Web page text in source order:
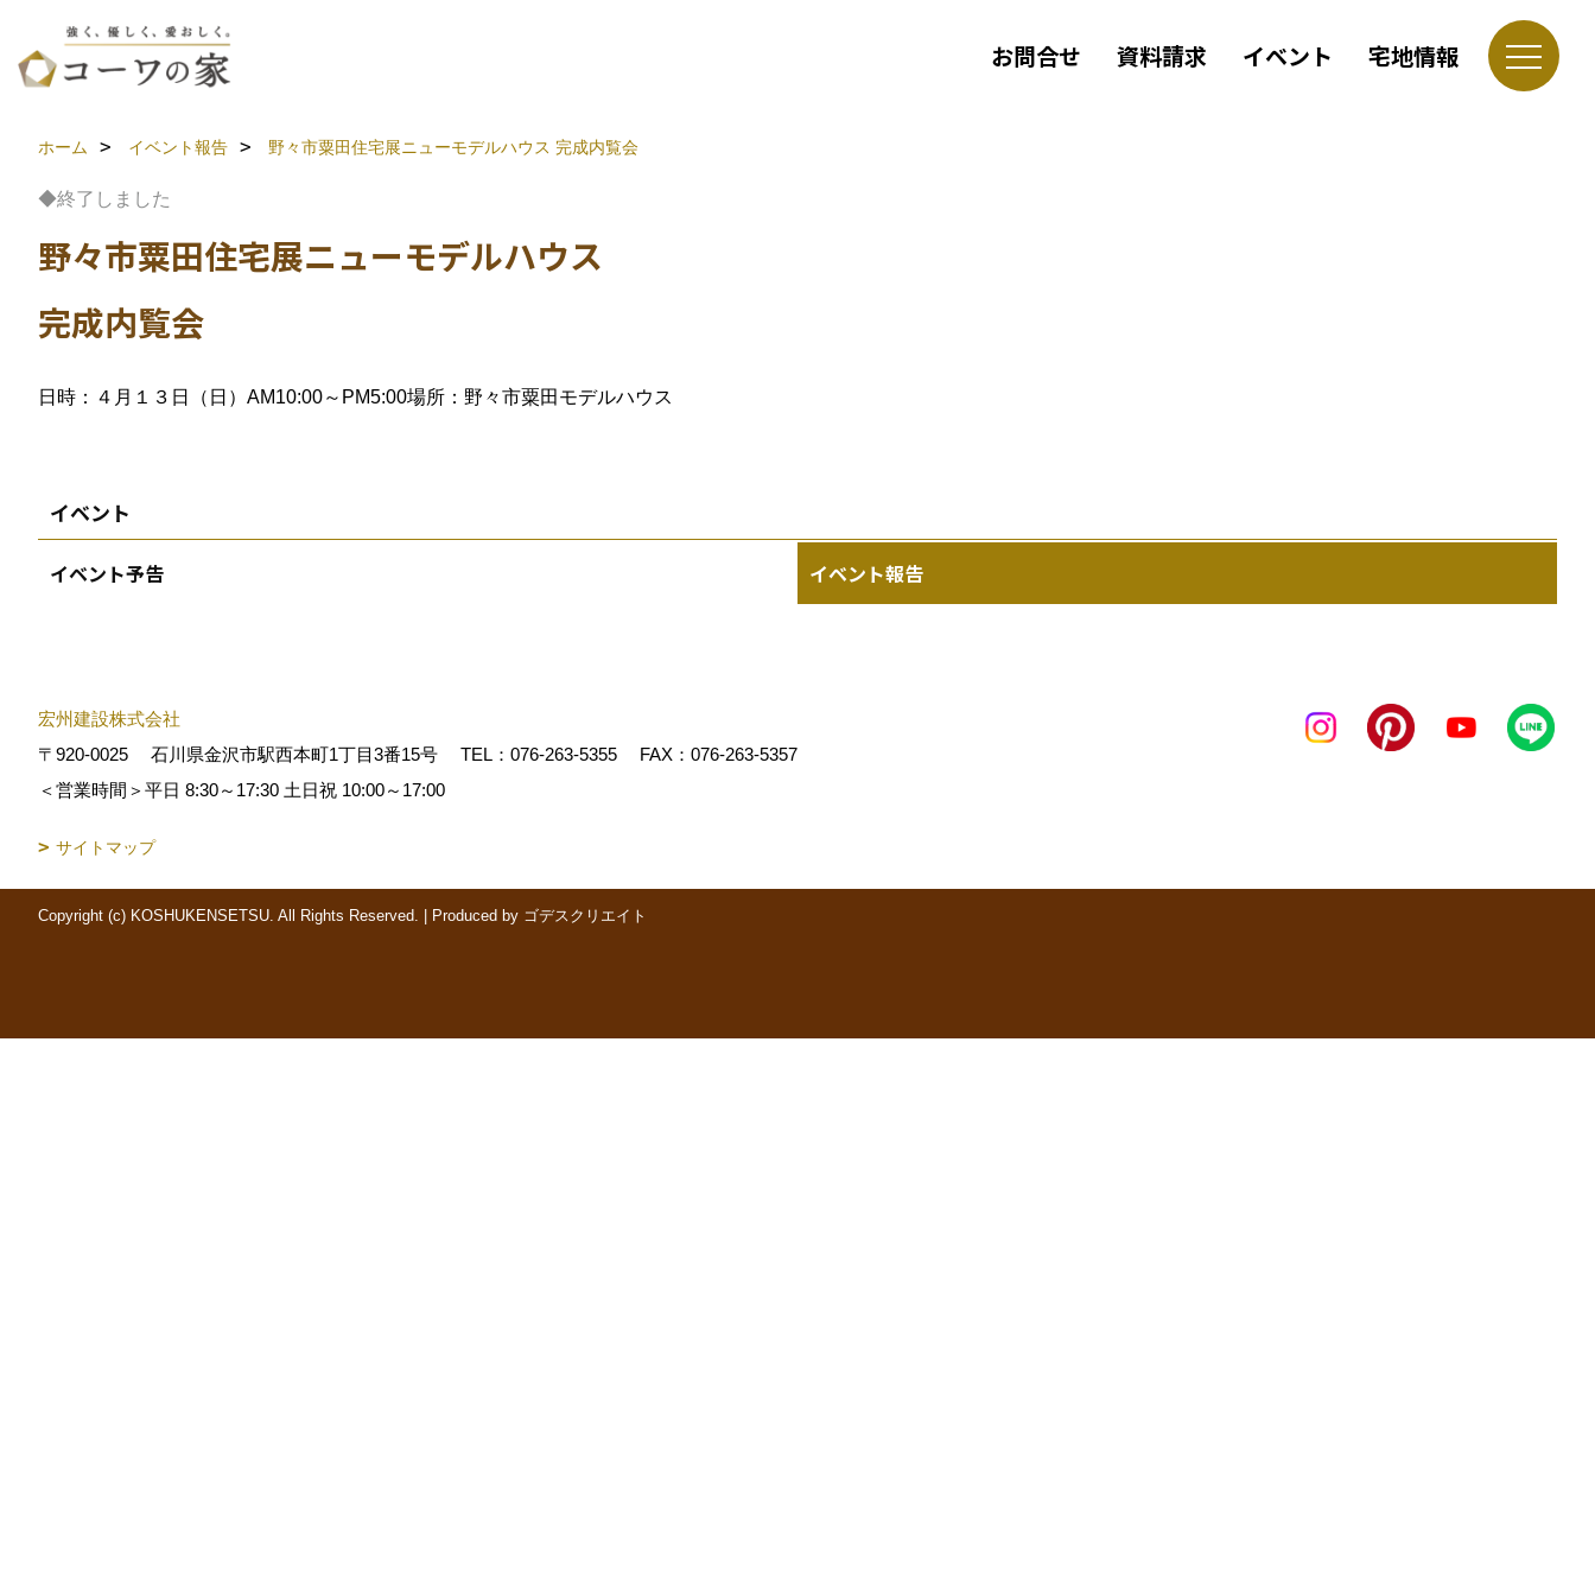
お問合せ 資料請求 イベント 宅地情報
ホーム イベント報告 野々市粟田住宅展ニューモデルハウス 完成内覧会
◆終了しました
野々市粟田住宅展ニューモデルハウス
完成内覧会
日時：４月１３日（日）AM10:00～PM5:00場所：野々市粟田モデルハウス
イベント
イベント予告 イベント報告
宏州建設株式会社
〒920-0025
石川県金沢市駅西本町1丁目3番15号 TEL： 076-263-5355
FAX：076-263-5357
＜営業時間＞平日 8:30～17:30 土日祝 10:00～17:00
サイトマップ
Copyright (c) KOSHUKENSETSU. All Rights Reserved. Produced by ゴデスクリエイト